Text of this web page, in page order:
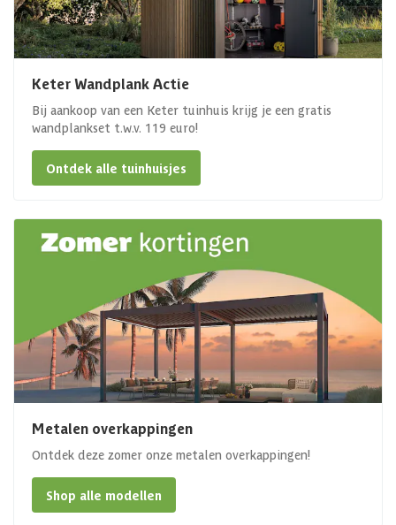
Keter Wandplank Actie
Bij aankoop van een Keter tuinhuis krijg je een gratis
wandplankset t.w.v. 119 euro!
Ontdek alle tuinhuisjes
Metalen overkappingen
Ontdek deze zomer onze metalen overkappingen!
Shop alle modellen